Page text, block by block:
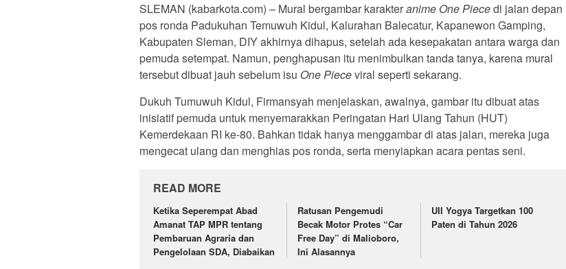
SLEMAN (kabarkota.com) – Mural bergambar karakteranime One Piecedi jalan depan
pos ronda Padukuhan Temuwuh Kidul, Kalurahan Balecatur, Kapanewon Gamping,
Kabupaten Sleman, DIY akhirnya dihapus, setelah ada kesepakatan antara warga dan
pemuda setempat. Namun, penghapusan itu menimbulkan tanda tanya, karena mural
tersebut dibuat jauh sebelum isu One Pieceviral seperti sekarang.
Dukuh Tumuwuh Kidul, Firmansyah menjelaskan, awalnya, gambar itu dibuat atas
inisiatif pemuda untuk menyemarakkan Peringatan Hari Ulang Tahun (HUT)
Kemerdekaan RI ke-80. Bahkan tidak hanya menggambar di atas jalan, mereka juga
mengecat ulang dan menghias pos ronda, serta menyiapkan acara pentas seni.
READ MORE
Ketika Seperempat Abad
Amanat TAP MPR tentang
Pembaruan Agraria dan
Pengelolaan SDA, Diabaikan
Ratusan Pengemudi
Becak Motor Protes “Car
Free Day” di Malioboro,
Ini Alasannya
UII Yogya Targetkan 100
Paten di Tahun 2026